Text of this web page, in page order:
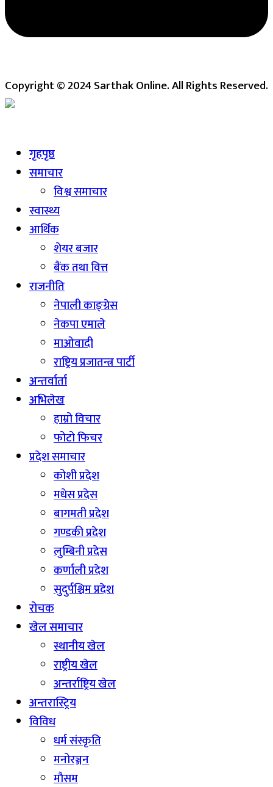
Copyright © 2024 Sarthak Online. All Rights Reserved.
गृहपृष्ठ
समाचार
विश्व समाचार
स्वास्थ्य
आर्थिक
शेयर बजार
बैंक तथा वित्त
राजनीति
नेपाली काङ्ग्रेस
नेकपा एमाले
माओवादी
राष्ट्रिय प्रजातन्त्र पार्टी
अन्तर्वार्ता
अभिलेख
हाम्रो विचार
फोटो फिचर
प्रदेश समाचार
कोशी प्रदेश
मधेस प्रदेस
बागमती प्रदेश
गण्डकी प्रदेश
लुम्बिनी प्रदेस
कर्णाली प्रदेश
सुदुर्पश्चिम प्रदेश
रोचक
खेल समाचार
स्थानीय खेल
राष्ट्रीय खेल
अन्तर्राष्ट्रिय खेल
अन्तरास्ट्रिय
विविध
धर्म संस्कृति
मनोरञ्जन
माैसम